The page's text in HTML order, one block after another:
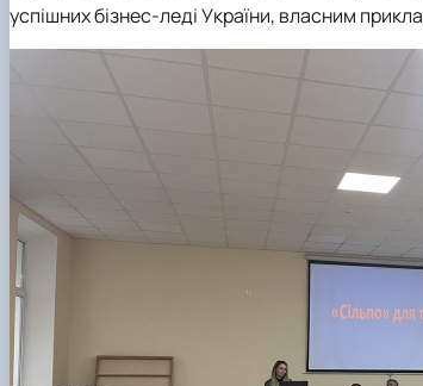
успішних бізнес-леді України, власним